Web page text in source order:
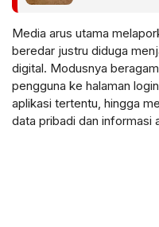
Media arus utama
beredar justru diduga
digital. Modusnya
pengguna ke halaman
aplikasi tertentu, hingga
data pribadi dan informasi